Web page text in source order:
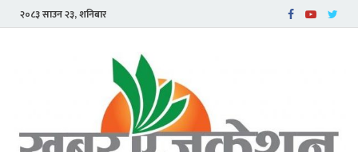
२०८३ साउन २३, शनिबार